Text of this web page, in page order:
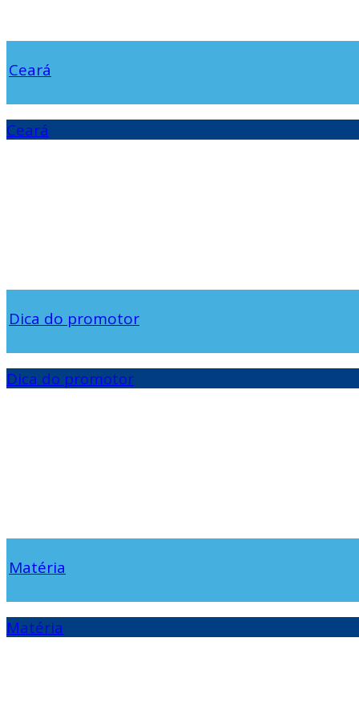
Ceará
Ceará
Dica do promotor
Dica do promotor
Matéria
Matéria